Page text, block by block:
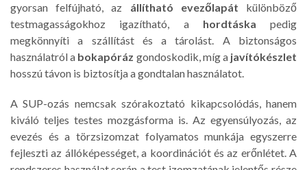
gyorsan felfújható, az állítható evezőlapát különböző
testmagasságokhoz igazítható, a hordtáska pedig
megkönnyíti a szállítást és a tárolást. A biztonságos
használatról a bokapóráz gondoskodik, míg a javítókészlet
hosszú távon is biztosítja a gondtalan használatot.
A SUP-ozás nemcsak szórakoztató kikapcsolódás, hanem
kiváló teljes testes mozgásforma is. Az egyensúlyozás, az
evezés és a törzsizomzat folyamatos munkája egyszerre
fejleszti az állóképességet, a koordinációt és az erőnlétet. A